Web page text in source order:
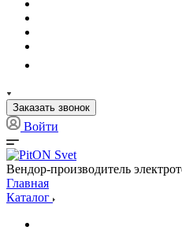
Заказать звонок
Войти
Вендор-производитель
Главная
Каталог